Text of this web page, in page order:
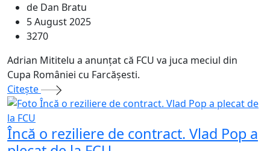
de Dan Bratu
5 August 2025
3270
Adrian Mititelu a anunțat că FCU va juca meciul din
Cupa României cu Farcășesti.
Citeşte
Încă o reziliere de contract. Vlad Pop a